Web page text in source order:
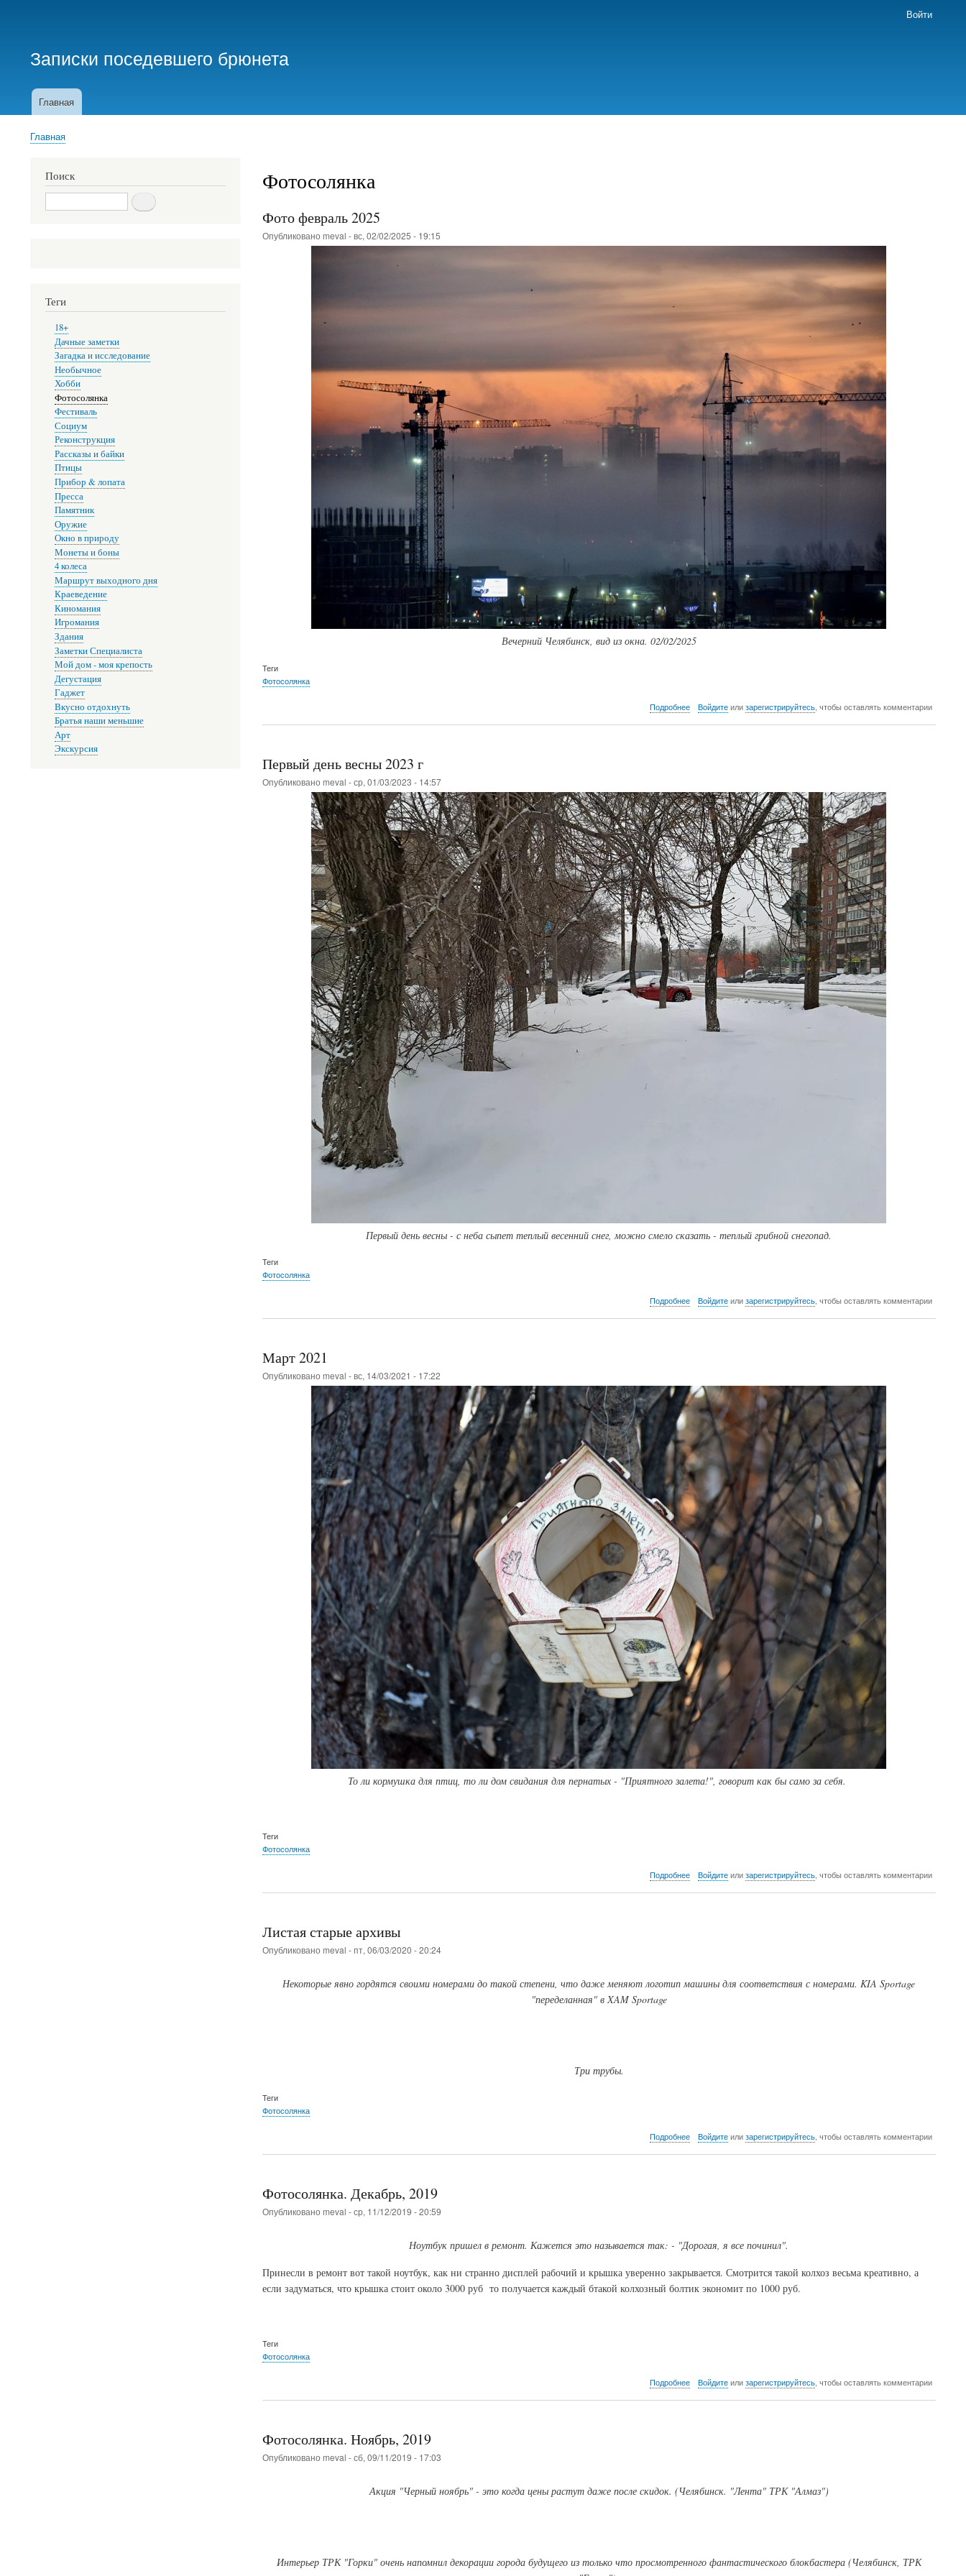
записи
Войти
Записки поседевшего брюнета
Основная
Главная
Строка
Главная
Фотосолянка
Фото февраль 2025
Опубликовано meval -вс, 02/02/2025 - 19:15
Вечерний Челябинск, вид из окна. 02/02/2025
Теги
Фотосолянка
Подробнеео
Войдитеили зарегистрируйтесь, чтобы оставлять комментарии
Первый день весны 2023 г
Опубликовано meval -ср, 01/03/2023 - 14:57
Первый день весны - с неба сыпет теплый весенний снег, можно смело сказать - теплый грибной снегопад.
Теги
Фотосолянка
Подробнеео
Войдитеили зарегистрируйтесь, чтобы оставлять комментарии
Март 2021
Опубликовано meval -вс, 14/03/2021 - 17:22
То ли кормушка для птиц, то ли дом свидания для пернатых - "Приятного залета!", говорит как бы само за себя.
Теги
Фотосолянка
Подробнеео
Войдитеили зарегистрируйтесь, чтобы оставлять комментарии
Листая старые архивы
Опубликовано meval -пт, 06/03/2020 - 20:24
Некоторые явно гордятся своими номерами до такой степени, что даже меняют логотип машины для соответствия с номерами. KIA Sportage
"переделанная" в XAM Sportage
Три трубы.
Теги
Фотосолянка
Подробнеео
Войдитеили зарегистрируйтесь, чтобы оставлять комментарии
Фотосолянка. Декабрь, 2019
Опубликовано meval -ср, 11/12/2019 - 20:59
Ноутбук пришел в ремонт. Кажется это называется так: - "Дорогая, я все починил".
Принесли в ремонт вот такой ноутбук, как ни странно дисплей рабочий и крышка уверенно закрывается. Смотрится такой колхоз весьма креативно, а
если задуматься, что крышка стоит около 3000 руб то получается каждый бтакой колхозный болтик экономит по 1000 руб.
Теги
Фотосолянка
Подробнеео
Войдитеили зарегистрируйтесь, чтобы оставлять комментарии
Фотосолянка. Ноябрь, 2019
Опубликовано meval -сб, 09/11/2019 - 17:03
Акция "Черный ноябрь" - это когда цены растут даже после скидок. (Челябинск. "Лента" ТРК "Алмаз")
Интерьер ТРК "Горки" очень напомнил декорации города будущего из только что просмотренного фантастического блокбастера (Челябинск, ТРК
Поиск
Поиск
Теги
18+
Дачные заметки
Загадка и исследование
Необычное
Хобби
Фотосолянка
Фестиваль
Социум
Реконструкция
Рассказы и байки
Птицы
Прибор & лопата
Пресса
Памятник
Оружие
Окно в природу
Монеты и боны
4 колеса
Маршрут выходного дня
Краеведение
Киномания
Игромания
Здания
Заметки Специалиста
Мой дом - моя крепость
Дегустация
Гаджет
Вкусно отдохнуть
Братья наши меньшие
Арт
Экскурсия